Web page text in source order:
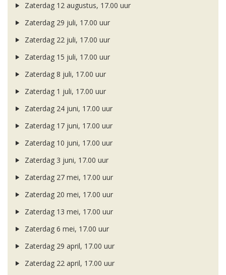
Zaterdag 12 augustus, 17.00 uur
Zaterdag 29 juli, 17.00 uur
Zaterdag 22 juli, 17.00 uur
Zaterdag 15 juli, 17.00 uur
Zaterdag 8 juli, 17.00 uur
Zaterdag 1 juli, 17.00 uur
Zaterdag 24 juni, 17.00 uur
Zaterdag 17 juni, 17.00 uur
Zaterdag 10 juni, 17.00 uur
Zaterdag 3 juni, 17.00 uur
Zaterdag 27 mei, 17.00 uur
Zaterdag 20 mei, 17.00 uur
Zaterdag 13 mei, 17.00 uur
Zaterdag 6 mei, 17.00 uur
Zaterdag 29 april, 17.00 uur
Zaterdag 22 april, 17.00 uur